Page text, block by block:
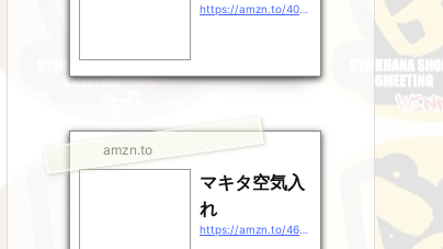
amzn.to
マキタ空気入
れ